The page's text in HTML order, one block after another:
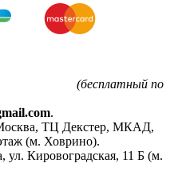
(бесплатный по
.
, ТЦ Декстер, МКАД,
(м. Ховрино).
, ул. Кировоградская, 11 Б (м.